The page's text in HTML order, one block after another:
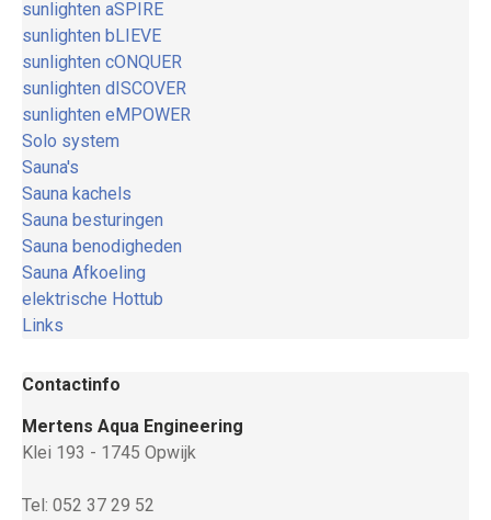
sunlighten aSPIRE
sunlighten bLIEVE
sunlighten cONQUER
sunlighten dISCOVER
sunlighten eMPOWER
Solo system
Sauna's
Sauna kachels
Sauna besturingen
Sauna benodigheden
Sauna Afkoeling
elektrische Hottub
Links
Contactinfo
Mertens Aqua Engineering
Klei 193 - 1745 Opwijk
Tel: 052 37 29 52